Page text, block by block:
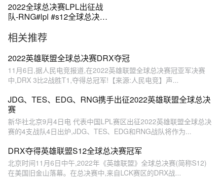
2022全球总决赛LPL出征战
队-RNG#lpl #s12全球总决赛
征名单
相关推荐
2022英雄联盟全球总决赛DRX夺冠
11月6日,据人民电竞报道,在2022英雄联盟全球总决赛冠亚军决赛
中,DRX 3比2战胜T1,夺得总冠军!【来源:人民电竞】声...
JDG、TES、EDG、RNG携手出征2022英雄联盟全球总决
赛
新华社北京9月4日电 代表中国LPL赛区出征2022英雄联盟全球总决
赛的4支战队4日出炉,JDG、TES、EDG和RNG战队将作为...
DRX夺得英雄联盟S12全球总决赛冠军
北京时间11月6日中午,2022年《英雄联盟》全球总决赛(简称S12)
在美国旧金山落幕。在总决赛中,来自LCK赛区的DRX战...